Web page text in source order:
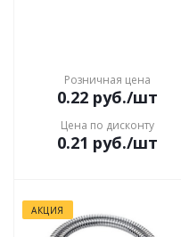
Розничная цена
0.22руб./шт
Цена по дисконту
0.21 руб./шт
АКЦИЯ